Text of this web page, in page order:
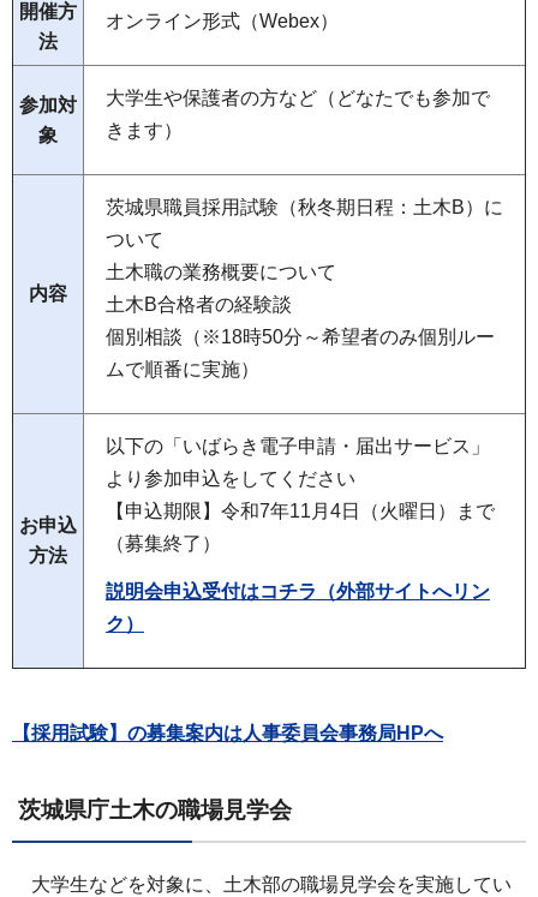
開催方
法
オンライン形式（Webex）
参加対
象
大学生や保護者の方など（どなたでも参加で
きます）
内容
茨城県職員採用試験（秋冬期日程：土木B）に
ついて
土木職の業務概要について
土木B合格者の経験談
個別相談（※18時50分～希望者のみ個別ルー
ムで順番に実施）
お申込
方法
以下の「いばらき電子申請・届出サービス」
より参加申込をしてください
【申込期限】令和7年11月4日（火曜日）まで
（募集終了）
説明会申込受付はコチラ（外部サイトへリン
ク）
【採用試験】の募集案内は人事委員会事務局HPへ
茨城県庁土木の職場見学会
大学生などを対象に、土木部の職場見学会を実施してい